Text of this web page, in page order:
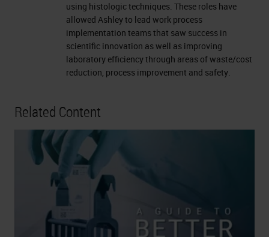
using histologic techniques. These roles have
allowed Ashley to lead work process
implementation teams that saw success in
scientific innovation as well as improving
laboratory efficiency through areas of waste/cost
reduction, process improvement and safety.
Related Content